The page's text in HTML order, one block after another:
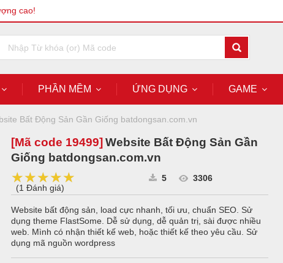
cao!
PHẦN MỀM ỨNG DỤNG GAME
Bất Động Sản Gần Giống batdongsan.com.vn
[Mã code 19499] Website Bất Động Sản Gần
Giống batdongsan.com.vn
★★★★★
★★★★★
★★★★★
(1 Đánh giá)
5 3306
Website bất động sản, load cực nhanh, tối ưu, chuẩn SEO. Sử
dụng theme FlastSome. Dễ sử dụng, dễ quản trị, sài được nhiều
web. Mình có nhận thiết kế web, hoặc thiết kế theo yêu cầu. Sử
dụng mã nguồn wordpress